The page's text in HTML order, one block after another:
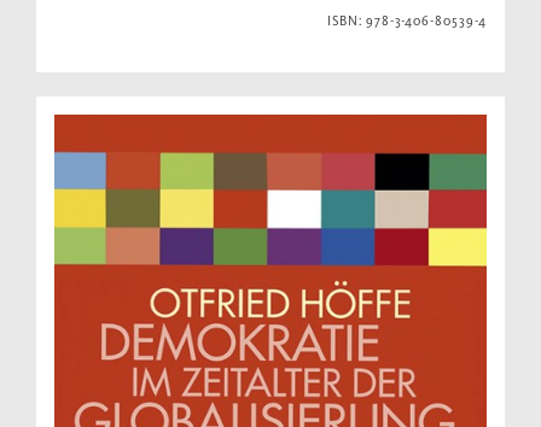
ISBN: 978-3-406-80539-4